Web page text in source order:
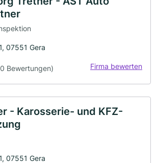
07551 Gera
Bewertungen) Firma bewerten
- Karosserie- und KFZ-
07551 Gera